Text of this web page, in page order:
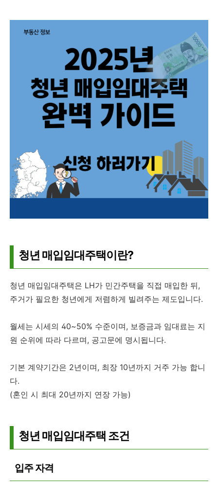
청년 매입임대주택이란?
청년 매입임대주택은 LH가 민간주택을 직접 매입한 뒤,
주거가 필요한 청년에게 저렴하게 빌려주는 제도입니다.
월세는 시세의 40~50% 수준이며, 보증금과 임대료는 지
원 순위에 따라 다르며, 공고문에 명시됩니다.
기본 계약기간은 2년이며, 최장 10년까지 거주 가능 합니
다.
(혼인 시 최대 20년까지 연장 가능)
청년 매입임대주택 조건
입주 자격